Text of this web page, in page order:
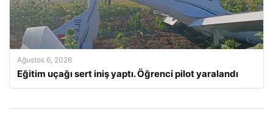
Ağustos 6, 2026
Eğitim uçağı sert iniş yaptı. Öğrenci pilot yaralandı